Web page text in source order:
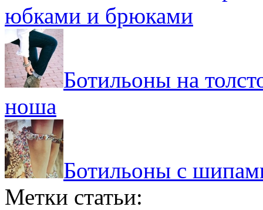
юбками и брюками
Ботильоны на
ноша
Ботильоны с
Метки статьи: